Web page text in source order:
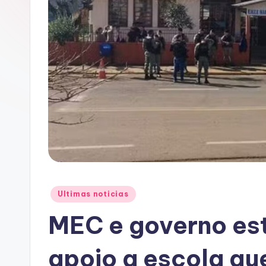
A
C
Posted
Ultimas noticias
MEC e governo
apoio a escola